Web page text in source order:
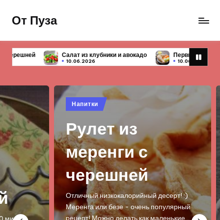
Перейти
содержимому
От Пуза
очень
вкусные
кулинарные
и авокадо Первые блюда — 10 простых и вкусных
10.06.2026
Опубликовано
в
Напитки
Рулет из
меренги с
черешней
Отличный низкокалорийный десерт! :)
Меренга или безе - очень популярный
рецепт! Можно делать как маленькие…
в